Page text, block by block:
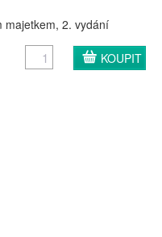
majetkem, 2. vydání